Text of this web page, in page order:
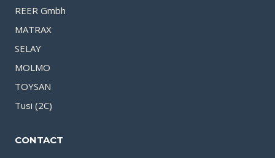
REER Gmbh
MATRAX
SELAY
MOLMO
TOYSAN
Tusi (2C)
CONTACT